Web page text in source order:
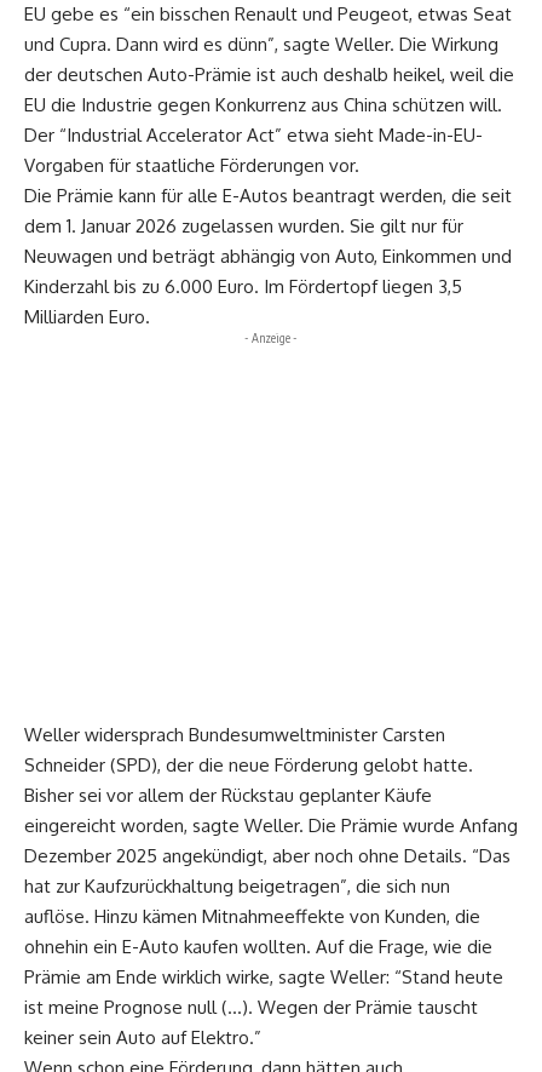
EU gebe es “ein bisschen Renault und Peugeot, etwas Seat
und Cupra. Dann wird es dünn”, sagte Weller. Die Wirkung
der deutschen Auto-Prämie ist auch deshalb heikel, weil die
EU die Industrie gegen Konkurrenz aus China schützen will.
Der “Industrial Accelerator Act” etwa sieht Made-in-EU-
Vorgaben für staatliche Förderungen vor.
Die Prämie kann für alle E-Autos beantragt werden, die seit
dem 1. Januar 2026 zugelassen wurden. Sie gilt nur für
Neuwagen und beträgt abhängig von Auto, Einkommen und
Kinderzahl bis zu 6.000 Euro. Im Fördertopf liegen 3,5
Milliarden Euro.
- Anzeige -
Weller widersprach Bundesumweltminister Carsten
Schneider (SPD), der die neue Förderung gelobt hatte.
Bisher sei vor allem der Rückstau geplanter Käufe
eingereicht worden, sagte Weller. Die Prämie wurde Anfang
Dezember 2025 angekündigt, aber noch ohne Details. “Das
hat zur Kaufzurückhaltung beigetragen”, die sich nun
auflöse. Hinzu kämen Mitnahmeeffekte von Kunden, die
ohnehin ein E-Auto kaufen wollten. Auf die Frage, wie die
Prämie am Ende wirklich wirke, sagte Weller: “Stand heute
ist meine Prognose null (…). Wegen der Prämie tauscht
keiner sein Auto auf Elektro.”
Wenn schon eine Förderung, dann hätten auch